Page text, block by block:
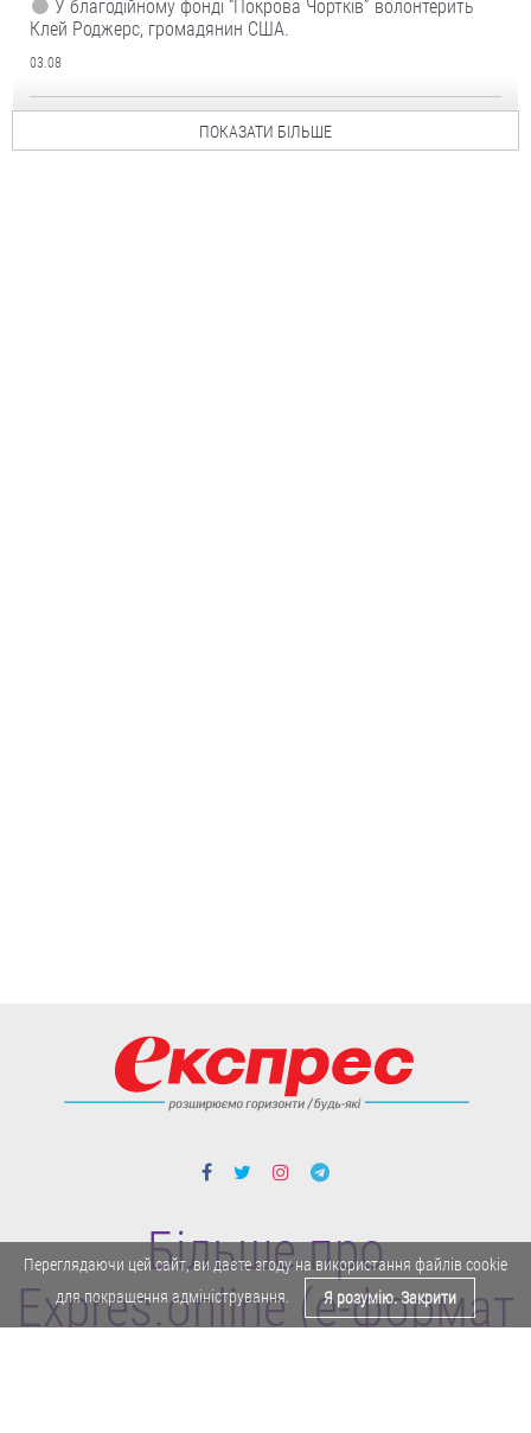
У благодійному фонді “Покрова Чортків” волонтерить
Клей Роджерс, громадянин США.
03.08
ПОКАЗАТИ БІЛЬШЕ
Більше про
Expres.online (e-формат
Переглядаючи цей сайт, ви даєте згоду на використання файлів cookie
для покращення адміністрування.
Я розумію. Закрити